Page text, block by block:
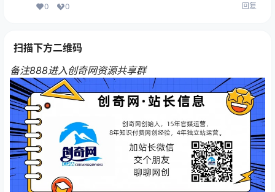
0 0 回复
扫描下方二维码
备注888进入创奇网资源共享群